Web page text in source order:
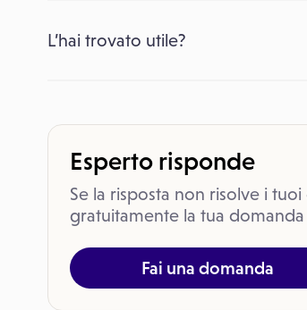
L’hai trovato utile?
Esperto risponde
Se la risposta non risolve i
gratuitamente la tua
Fai una domanda